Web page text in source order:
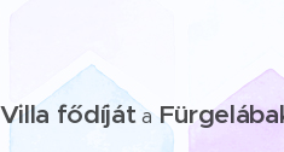
fődíját a